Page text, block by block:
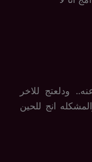
ودلعتج للاخر
انج للحين